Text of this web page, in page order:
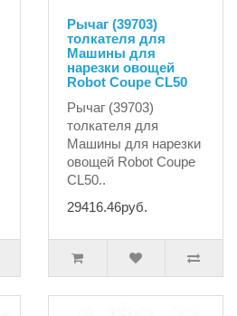
Рычаг (39703)
толкателя для
Машины для
нарезки овощей
Robot Coupe CL50
Рычаг (39703)
толкателя для
Машины для нарезки
овощей Robot Coupe
CL50..
29416.46руб.